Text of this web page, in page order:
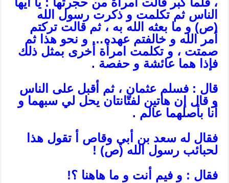
الناس ثم تكلمت و ذكرت رسول الله
(ص) و ما بعثه الله به ، ثم قالت تركتم
أمر الله و خالفتم عهده… و نحو هذا ثم
صمتت ، و تكلمت امرأة أخرى بمثل ذلك
فإذا هما عائشة و حفصة .
قال : فسلم عثمان ، ثم أقبل على الناس
و قال إن هاتين لفتّانتان يحل لي سبهما و
أنا بأصلهما عالم .
فقال له سعد بن أبي وقاص أ تقول هذا
لحبائب رسول الله (ص) !
فقال : و فيم أنت و ما هاهنا ؟!